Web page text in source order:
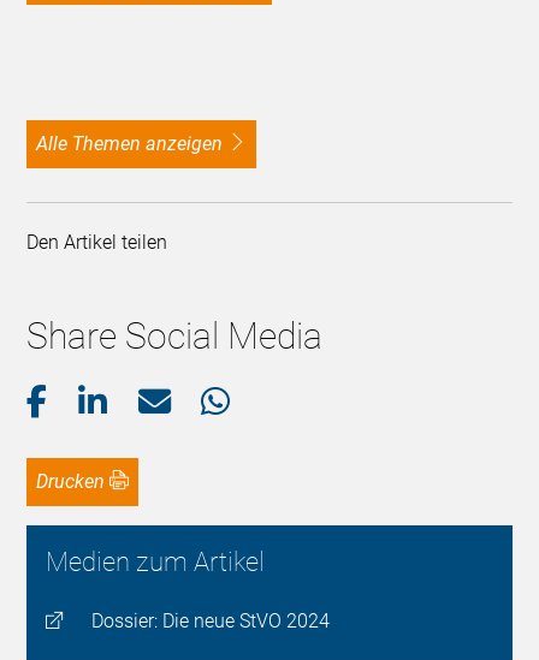
alle Themen anzeigen
Den Artikel teilen
Share Social Media
Drucken
Medien zum Artikel
Dossier: Die neue StVO 2024